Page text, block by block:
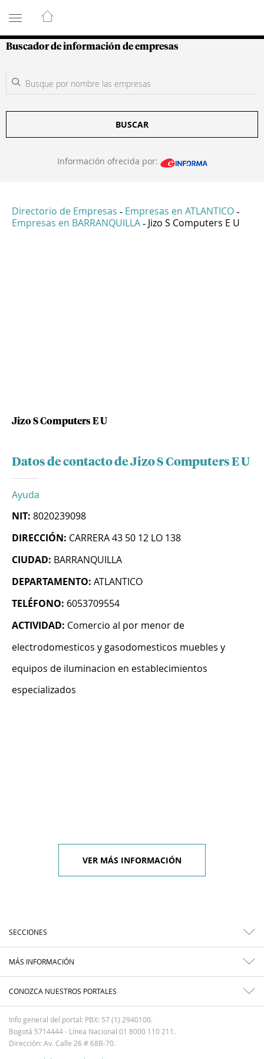
Guía de Empresas Colombianas
Buscador de información de empresas
BUSCAR
Información ofrecida por:
Directorio de Empresas - Empresas en ATLANTICO -
Empresas en BARRANQUILLA - Jizo S Computers E U
Jizo S Computers E U
Datos de contacto de Jizo S Computers E U
Ayuda
NIT: 8020239098
DIRECCIÓN: CARRERA 43 50 12 LO 138
CIUDAD: BARRANQUILLA
DEPARTAMENTO: ATLANTICO
TELÉFONO: 6053709554
ACTIVIDAD: Comercio al por menor de
electrodomesticos y gasodomesticos muebles y
equipos de iluminacion en establecimientos
especializados
VER MÁS INFORMACIÓN
SECCIONES
MÁS INFORMACIÓN
CONOZCA NUESTROS PORTALES
Info general del portal: PBX: 57 (1) 2940100.
Bogotá 5714444 - Línea Nacional 01 8000 110 211.
Dirección: Av. Calle 26 # 68B-70.